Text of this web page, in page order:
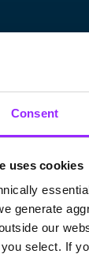
Consent
uses cookies
generate
our
select. If